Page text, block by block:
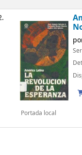
Portada local